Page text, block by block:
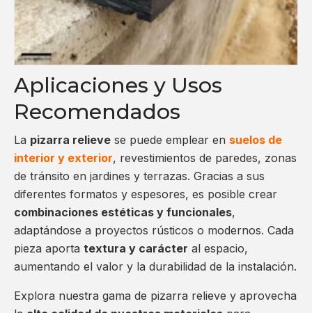
Aplicaciones y Usos
Recomendados
La pizarra relieve se puede emplear en suelos de
interior y exterior, revestimientos de paredes, zonas
de tránsito en jardines y terrazas. Gracias a sus
diferentes formatos y espesores, es posible crear
combinaciones estéticas y funcionales,
adaptándose a proyectos rústicos o modernos. Cada
pieza aporta textura y carácter al espacio,
aumentando el valor y la durabilidad de la instalación.
Explora nuestra gama de pizarra relieve y aprovecha